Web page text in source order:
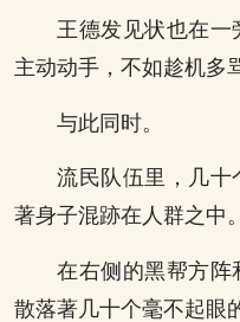
王德发见状也在一
主动动手，不如趁机多
与此同时。
流民队伍里，几十
著身子混跡在人群之中。
在右侧的黑帮方阵
散落著几十个毫不起眼